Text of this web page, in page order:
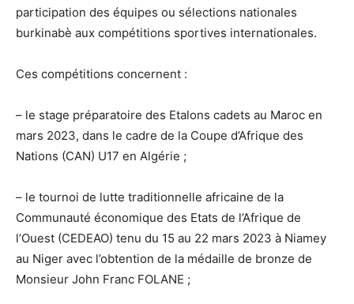
participation des équipes ou sélections nationales
burkinabè aux compétitions sportives internationales.
Ces compétitions concernent :
– le stage préparatoire des Etalons cadets au Maroc en
mars 2023, dans le cadre de la Coupe d’Afrique des
Nations (CAN) U17 en Algérie ;
– le tournoi de lutte traditionnelle africaine de la
Communauté économique des Etats de l’Afrique de
l’Ouest (CEDEAO) tenu du 15 au 22 mars 2023 à Niamey
au Niger avec l’obtention de la médaille de bronze de
Monsieur John Franc FOLANE ;